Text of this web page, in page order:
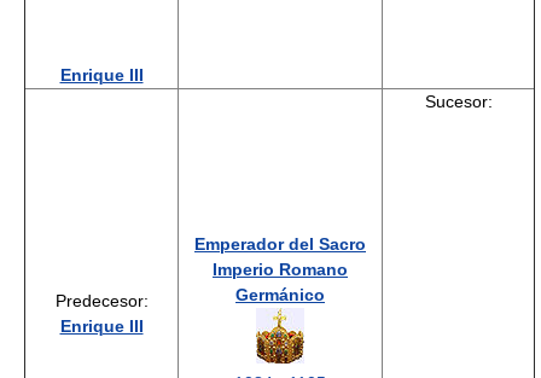
Enrique III
Predecesor:
Enrique III
Emperador del Sacro
Imperio Romano
Germánico
Sucesor: